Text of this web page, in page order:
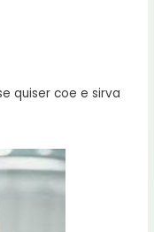
quiser coe e sirva